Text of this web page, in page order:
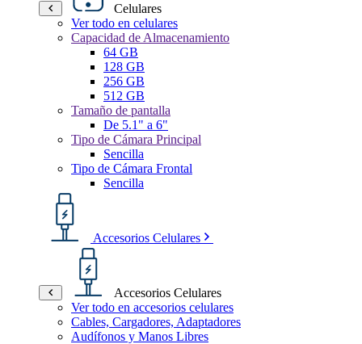
Celulares
Ver todo en celulares
Capacidad de Almacenamiento
64 GB
128 GB
256 GB
512 GB
Tamaño de pantalla
De 5.1" a 6"
Tipo de Cámara Principal
Sencilla
Tipo de Cámara Frontal
Sencilla
Accesorios Celulares
Accesorios Celulares
Ver todo en accesorios celulares
Cables, Cargadores, Adaptadores
Audífonos y Manos Libres